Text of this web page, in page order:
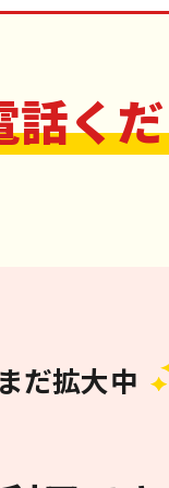
話く
だ拡大中